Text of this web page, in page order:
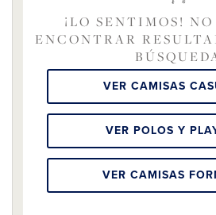
¡LO SENTIMOS!
ENCONTRAR
VER CAMISAS
VER POLOS Y
VER CAMISAS